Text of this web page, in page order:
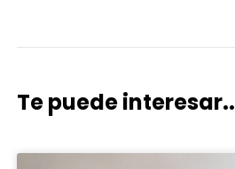
Te puede interesar..